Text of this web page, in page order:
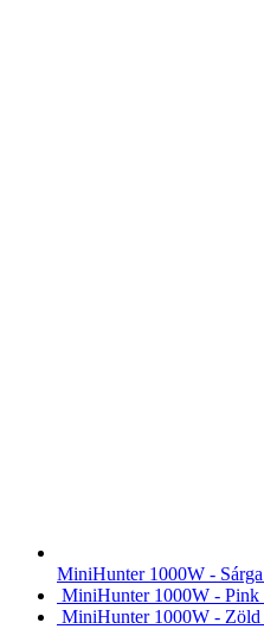
MiniHunter 1000W - Sárga
MiniHunter 1000W - Pink
MiniHunter 1000W - Zöld